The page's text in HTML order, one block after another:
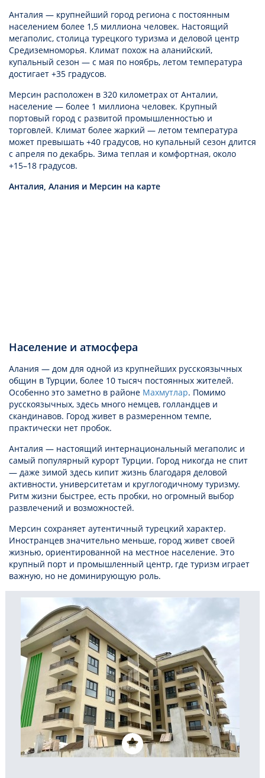
Анталия — крупнейший город региона с постоянным
населением более 1,5 миллиона человек. Настоящий
мегаполис, столица турецкого туризма и деловой центр
Средиземноморья. Климат похож на аланийский,
купальный сезон — с мая по ноябрь, летом температура
достигает +35 градусов.
Мерсин расположен в 320 километрах от Анталии,
население — более 1 миллиона человек. Крупный
портовый город с развитой промышленностью и
торговлей. Климат более жаркий — летом температура
может превышать +40 градусов, но купальный сезон длится
с апреля по декабрь. Зима теплая и комфортная, около
+15–18 градусов.
Анталия, Алания и Мерсин на карте
Население и атмосфера
Алания — дом для одной из крупнейших русскоязычных
общин в Турции, более 10 тысяч постоянных жителей.
Особенно это заметно в районе Махмутлар. Помимо
русскоязычных, здесь много немцев, голландцев и
скандинавов. Город живет в размеренном темпе,
практически нет пробок.
Анталия — настоящий интернациональный мегаполис и
самый популярный курорт Турции. Город никогда не спит
— даже зимой здесь кипит жизнь благодаря деловой
активности, университетам и круглогодичному туризму.
Ритм жизни быстрее, есть пробки, но огромный выбор
развлечений и возможностей.
Мерсин сохраняет аутентичный турецкий характер.
Иностранцев значительно меньше, город живет своей
жизнью, ориентированной на местное население. Это
крупный порт и промышленный центр, где туризм играет
важную, но не доминирующую роль.